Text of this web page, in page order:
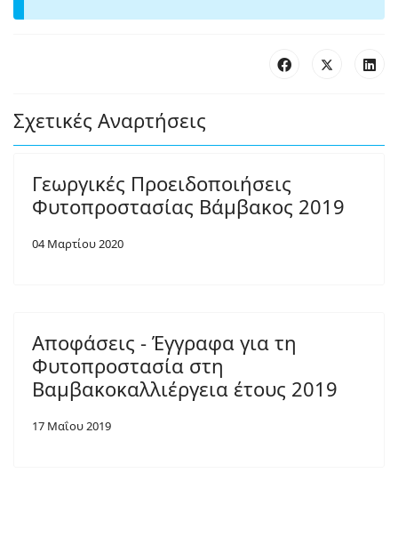
Σχετικές Αναρτήσεις
Γεωργικές Προειδοποιήσεις
Φυτοπροστασίας Βάμβακος 2019
04 Μαρτίου 2020
Αποφάσεις - Έγγραφα για τη
Φυτοπροστασία στη
Βαμβακοκαλλιέργεια έτους 2019
17 Μαΐου 2019